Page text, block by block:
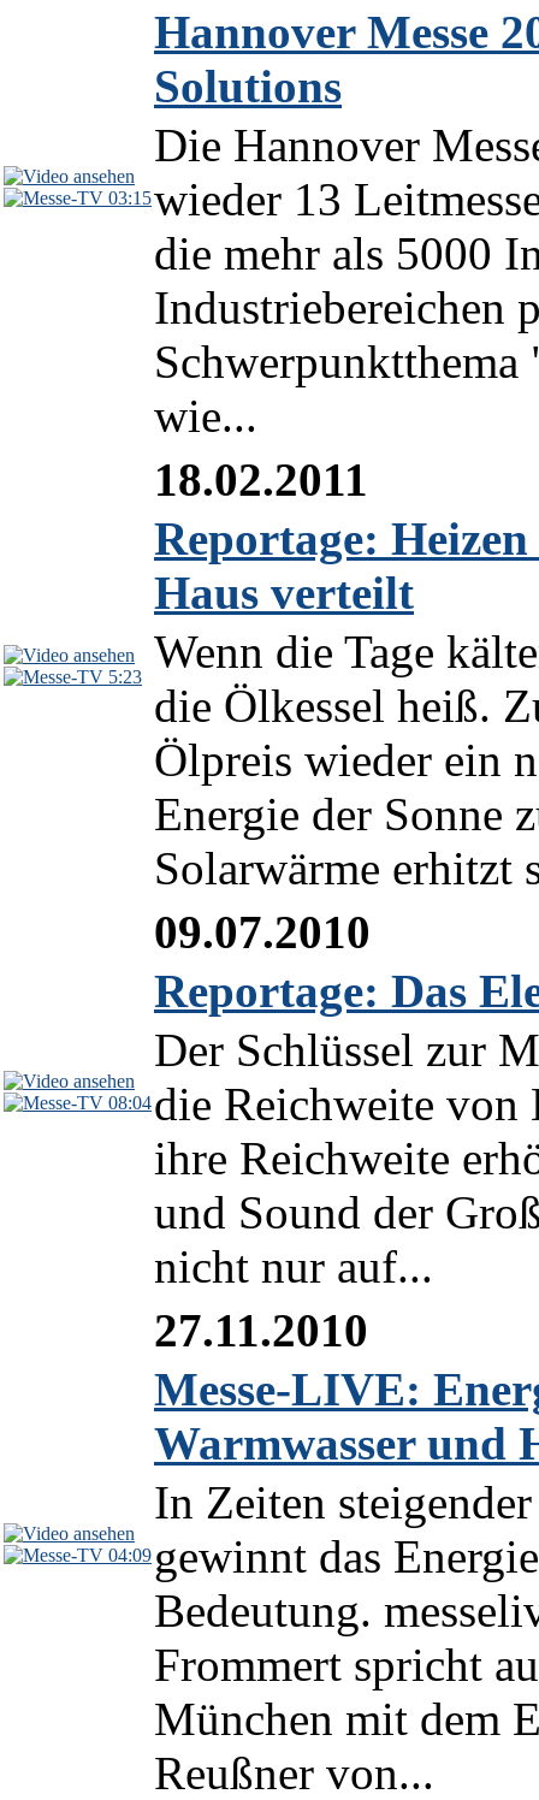
03:15
Hannover Messe
Solutions
Die Hannover
wieder 13
die mehr als 5000
Industriebereichen
wie...
5:23
18.02.2011
Reportage:
Haus verteilt
Wenn die Tage
die Ölkessel heiß.
Ölpreis wieder ein
Energie der Sonne
Solarwärme erhitzt
08:04
09.07.2010
Reportage: Das
Der Schlüssel zur
die Reichweite von
ihre Reichweite
und Sound der
nicht nur auf...
04:09
27.11.2010
Messe-LIVE:
Warmwasser und
In Zeiten
gewinnt das
Bedeutung.
Frommert spricht
München mit dem
Reußner von...